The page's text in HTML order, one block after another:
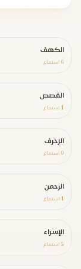
الكهف
6 استماع
القصص
1 استماع
الزخرف
0 استماع
الرحمن
1 استماع
الإسراء
5 استماع